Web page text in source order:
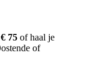
€ 75 of haal je
of